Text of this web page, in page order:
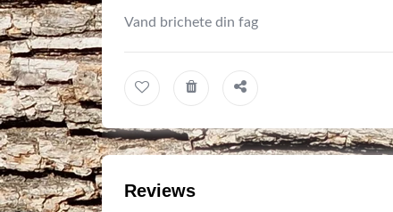
Vand brichete din fag
Reviews